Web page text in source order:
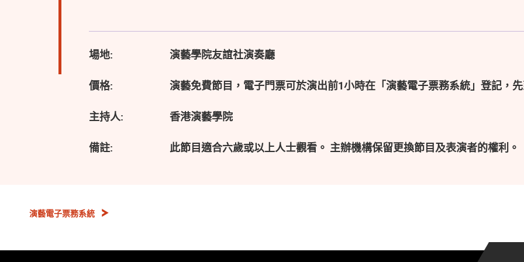
場地: 演藝學院友誼社演奏廳
價格: 演藝免費節目，電子門票可於演出前1小時在「演藝電子票務系統」登記，
主持人: 香港演藝學院
備註: 此節目適合六歲或以上人士觀看。 主辦機構保留更換節目及表演者的權利。
演藝電子票務系統